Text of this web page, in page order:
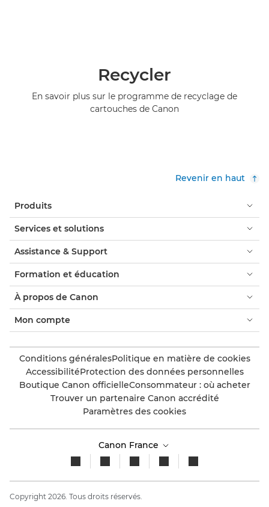
Recycler
En savoir plus sur le programme de recyclage de
cartouches de Canon
Revenir en haut
Produits
Services et solutions
Assistance & Support
Formation et éducation
À propos de Canon
Mon compte
Conditions généralesPolitique en matière de cookies
AccessibilitéProtection des données personnelles
Boutique Canon officielleConsommateur : où acheter
Trouver un partenaire Canon accrédité
Paramètres des cookies
Canon France
Copyright 2026. Tous droits réservés.